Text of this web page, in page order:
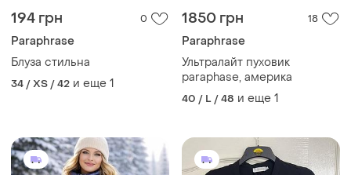
194 грн 0
Paraphrase
Блуза стильна
34 / XS / 42 и еще 1
1850 грн 18
Paraphrase
Ультралайт пуховик
paraphase, америка
40 / L / 48 и еще 1